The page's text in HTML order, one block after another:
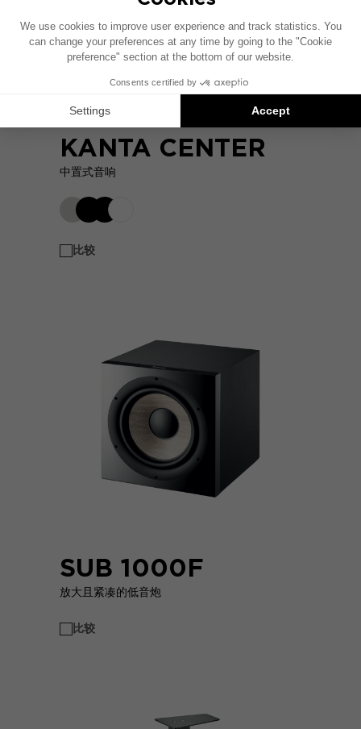
KANTA CENTER
中置式音响
比较
SUB 1000F
放大且紧凑的低音炮
比较